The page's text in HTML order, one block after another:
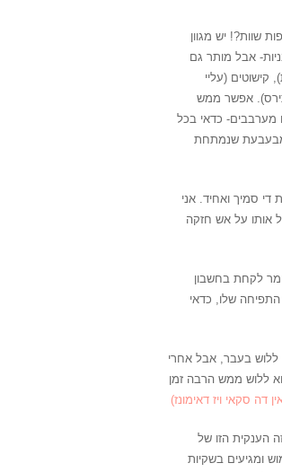
שוות?! יש מגוון
אבל מותר גם
קישוטים (עליי
תירס). אפשר ממש
מערבבים- כדאי בכל
מבעבעת שנמתחת
סמיך ואחיד. אני
אותו על אש חזקה
לקחת בחשבון
שלו, כדאי
ללוש בעבר, אבל אחרי
ללוש ממש הרבה זמן
דה סקאי ויז דאימונז)
הענקית הזו של
ומגיעים בשקיות